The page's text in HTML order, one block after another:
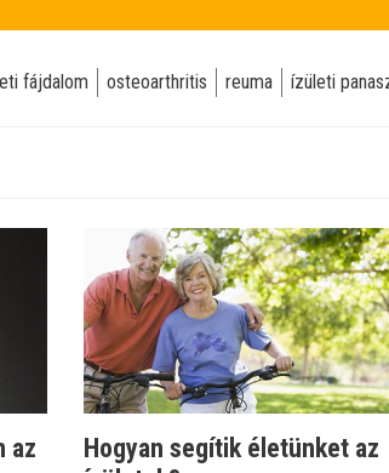
fájdalom osteoarthritis reuma ízületi
az
Hogyan segítik életünket az